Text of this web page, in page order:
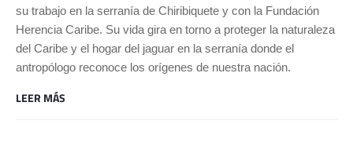
su trabajo en la serranía de Chiribiquete y con la Fundación
Herencia Caribe. Su vida gira en torno a proteger la naturaleza
del Caribe y el hogar del jaguar en la serranía donde el
antropólogo reconoce los orígenes de nuestra nación.
LEER MÁS